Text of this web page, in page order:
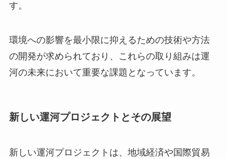
す。
環境への影響を最小限に抑えるための技術や方法
の開発が求められており、これらの取り組みは運
河の未来において重要な課題となっています。
新しい運河プロジェクトとその展望
新しい運河プロジェクトは、地域経済や国際貿易